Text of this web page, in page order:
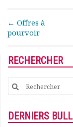
Journées
Concours vidéo
Nos partenaires
Publications et
Documents
Les adhérents
Annuaire
Post
← Offres à
pourvoir
RECHERCHER
Search
for:
DERNIERS